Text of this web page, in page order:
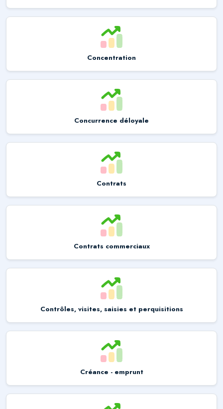
Concentration
Concurrence déloyale
Contrats
Contrats commerciaux
Contrôles, visites, saisies et perquisitions
Créance - emprunt